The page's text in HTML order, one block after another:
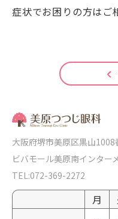
症状でお困りの方はご
大阪府堺市美原区黒山
ビバモール美原南インター
TEL:072-369-2272
月